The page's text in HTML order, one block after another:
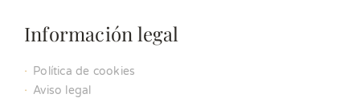
Información legal
Política de cookies
Aviso legal